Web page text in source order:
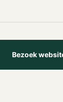
Bezoek